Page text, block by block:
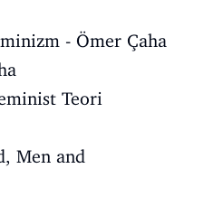
- Ömer Çaha
Teori
Men and